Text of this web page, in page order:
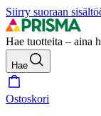
Siirry suoraan
Hae tuotteita – aina
Hae
Ostoskori